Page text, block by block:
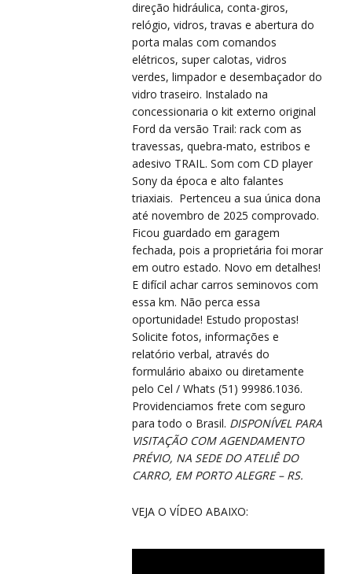
direção hidráulica, conta-giros,
relógio, vidros, travas e abertura do
porta malas com comandos
elétricos, super calotas, vidros
verdes, limpador e desembaçador do
vidro traseiro. Instalado na
concessionaria o kit externo original
Ford da versão Trail: rack com as
travessas, quebra-mato, estribos e
adesivo TRAIL. Som com CD player
Sony da época e alto falantes
triaxiais. Pertenceu a sua única dona
até novembro de 2025 comprovado.
Ficou guardado em garagem
fechada, pois a proprietária foi morar
em outro estado. Novo em detalhes!
E difícil achar carros seminovos com
essa km. Não perca essa
oportunidade! Estudo propostas!
Solicite fotos, informações e
relatório verbal, através do
formulário abaixo ou diretamente
pelo Cel / Whats (51) 99986.1036.
Providenciamos frete com seguro
para todo o Brasil. DISPONÍVEL PARA
VISITAÇÃO COM AGENDAMENTO
PRÉVIO, NA SEDE DO ATELIÊ DO
CARRO, EM PORTO ALEGRE – RS.
VEJA O VÍDEO ABAIXO: